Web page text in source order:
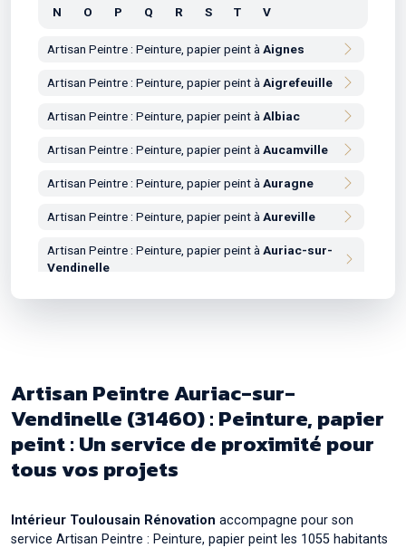
N
O P Q R S T V
Artisan Peintre : Peinture, papier peint à Aignes
Artisan Peintre : Peinture, papier peint à Aigrefeuille
Artisan Peintre : Peinture, papier peint à Albiac
Artisan Peintre : Peinture, papier peint à Aucamville
Artisan Peintre : Peinture, papier peint à Auragne
Artisan Peintre : Peinture, papier peint à Aureville
Artisan Peintre : Peinture, papier peint à Auriac-sur-
Vendinelle
Artisan Peintre : Peinture, papier peint àAuribail
Artisan Peintre : Peinture, papier peint àAuterive
Artisan Peintre : Peinture, papier peint à
Auzeville-
Tolosane
Artisan Peintre : Peinture, papier peint à
Artisan Peintre : Peinture, papier peint à
Ayguesvives
Artisan Peintre Auriac-sur-
Vendinelle (31460) : Peinture, papier
peint : Un service de proximité pour
tous vos projets
Intérieur Toulousain Rénovation accompagne pour son
service Artisan Peintre : Peinture, papier peint les 1055 habitants